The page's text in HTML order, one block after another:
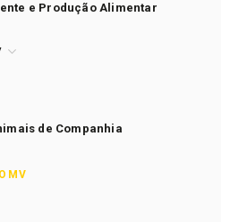
e Produção Alimentar
de Companhia